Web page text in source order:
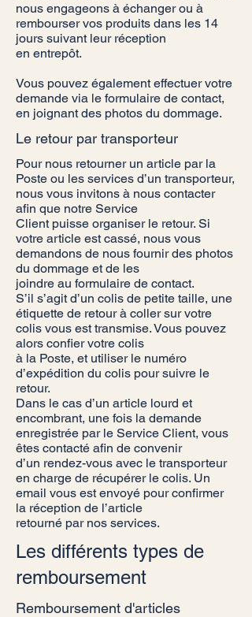
nous engageons à échanger ou à
rembourser vos produits dans les 14
jours suivant leur réception
en entrepôt.
Vous pouvez également effectuer votre
demande via le formulaire de contact,
en joignant des photos du dommage.
Le retour par transporteur
Pour nous retourner un article par la
Poste ou les services d’un transporteur,
nous vous invitons à nous contacter
afin que notre Service
Client puisse organiser le retour. Si
votre article est cassé, nous vous
demandons de nous fournir des photos
du dommage et de les
joindre au formulaire de contact.
S’il s’agit d’un colis de petite taille, une
étiquette de retour à coller sur votre
colis vous est transmise. Vous pouvez
alors confier votre colis
à la Poste, et utiliser le numéro
d’expédition du colis pour suivre le
retour.
Dans le cas d’un article lourd et
encombrant, une fois la demande
enregistrée par le Service Client, vous
êtes contacté afin de convenir
d’un rendez-vous avec le transporteur
en charge de récupérer le colis. Un
email vous est envoyé pour confirmer
la réception de l’article
retourné par nos services.
Les différents types de
remboursement
Remboursement d'articles